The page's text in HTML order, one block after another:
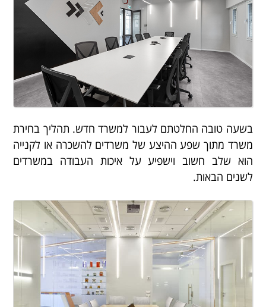
בשעה טובה החלטתם לעבור למשרד חדש. תהליך בחירת
משרד מתוך שפע ההיצע של משרדים להשכרה או לקנייה
הוא שלב חשוב וישפיע על איכות העבודה במשרדים
לשנים הבאות.